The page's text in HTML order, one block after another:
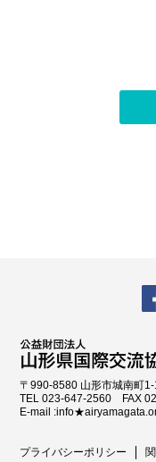
〒990-8580 山形市城南町
TEL 023-647-2560 FAX
E-mail
プライバシーポリシー